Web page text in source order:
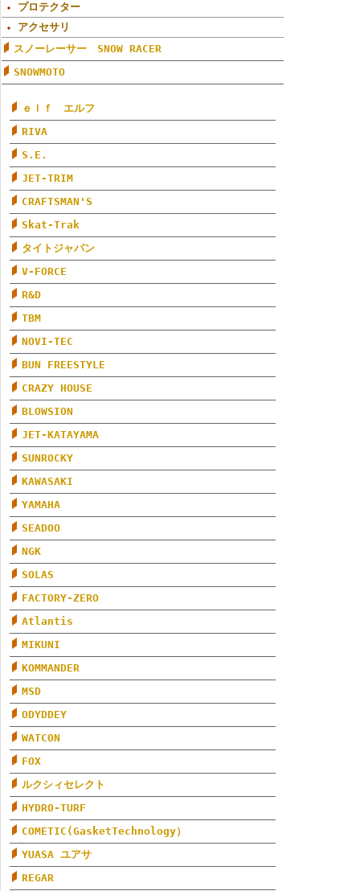
プロテクター
アクセサリ
スノーレーサー SNOW RACER
SNOWMOTO
ｅｌｆ エルフ
RIVA
S.E.
JET-TRIM
CRAFTSMAN'S
Skat-Trak
タイトジャパン
V-FORCE
R&D
TBM
NOVI-TEC
BUN FREESTYLE
CRAZY HOUSE
BLOWSION
JET-KATAYAMA
SUNROCKY
KAWASAKI
YAMAHA
SEADOO
NGK
SOLAS
FACTORY-ZERO
Atlantis
MIKUNI
KOMMANDER
MSD
ODYDDEY
WATCON
FOX
ルクシィセレクト
HYDRO-TURF
COMETIC(GasketTechnology）
YUASA ユアサ
REGAR